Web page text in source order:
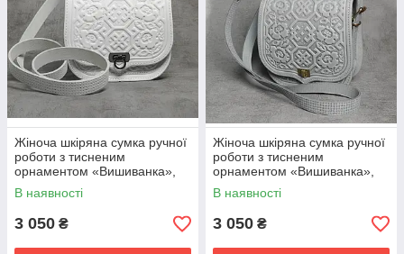
Жіноча шкіряна сумка ручної
роботи з тисненим
орнаментом «Вишиванка»,
білого кольору, 20*21*9 см
В наявності
3 050 ₴
Жіноча шкіряна сумка ручної
роботи з тисненим
орнаментом «Вишиванка»,
сірого кольору, 20*21*9 см
В наявності
3 050 ₴